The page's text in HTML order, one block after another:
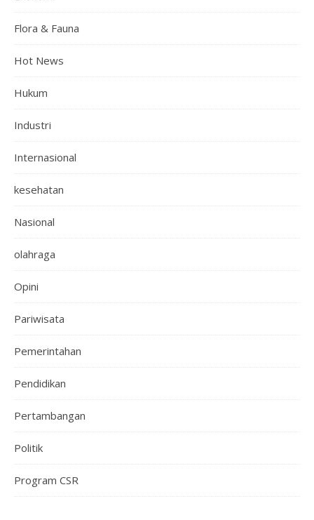
Flora & Fauna
Hot News
Hukum
Industri
Internasional
kesehatan
Nasional
olahraga
Opini
Pariwisata
Pemerintahan
Pendidikan
Pertambangan
Politik
Program CSR